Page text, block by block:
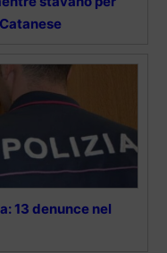
13 denunce nel